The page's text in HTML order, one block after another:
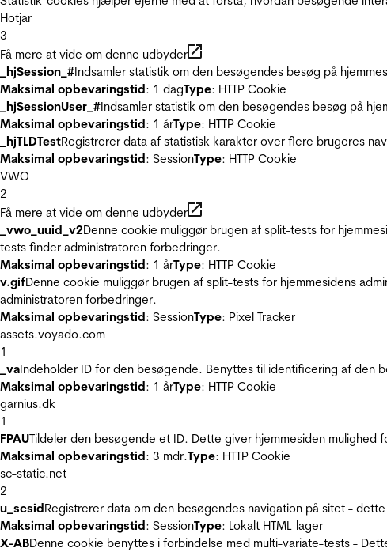
Hotjar
3
Få mere at vide om denne udbyder
_hjSession_#Indsamler statistik om den besøgendes besøg på
Maksimal opbevaringstid: 1 dagType: HTTP Cookie
_hjSessionUser_#Indsamler statistik om den besøgendes besøg på
Maksimal opbevaringstid: 1 årType: HTTP Cookie
_hjTLDTestRegistrerer data af statistisk karakter over flere brugeres
Maksimal opbevaringstid: SessionType: HTTP Cookie
VWO
2
Få mere at vide om denne udbyder
_vwo_uuid_v2Denne cookie muliggør brugen af split-tests for
tests finder administratoren forbedringer.
Maksimal opbevaringstid: 1 årType: HTTP Cookie
v.gifDenne cookie muliggør brugen af split-tests for hjemmesidens
administratoren forbedringer.
Maksimal opbevaringstid: SessionType: Pixel Tracker
assets.voyado.com
1
_vaIndeholder ID for den besøgende. Benyttes til identificering af den
Maksimal opbevaringstid: 1 årType: HTTP Cookie
garnius.dk
1
FPAUTildeler den besøgende et ID. Dette giver hjemmesiden
Maksimal opbevaringstid: 3 mdr.Type: HTTP Cookie
sc-static.net
2
u_scsidRegistrerer data om den besøgendes navigation på sitet -
Maksimal opbevaringstid: SessionType: Lokalt HTML-lager
X-ABDenne cookie benyttes i forbindelse med multi-variate-tests -